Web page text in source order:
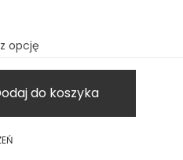
do koszyka